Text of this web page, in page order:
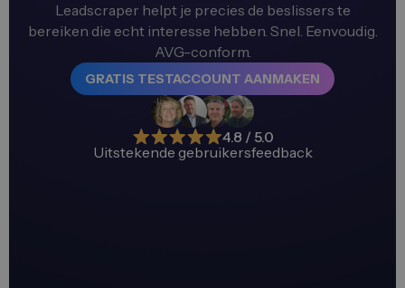
Leadscraper helpt je precies de beslissers te
bereiken die echt interesse hebben. Snel. Eenvoudig.
AVG-conform.
GRATIS TESTACCOUNT AANMAKEN
4.8 / 5.0
Uitstekende gebruikersfeedback